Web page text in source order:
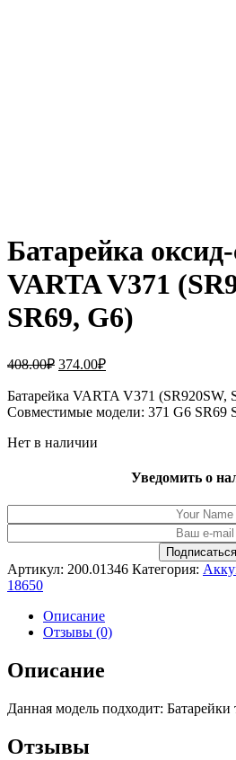
Батарейка
VARTA V371
SR69, G6)
408.00₽ Первоначальная
составляла
408.00₽.
374.00₽Текущая
374.00₽.
Батарейка VARTA V371 (SR920SW,
Совместимые модели: 371 G6 SR69
Нет в наличии
Уведомить о
Артикул: 200.01346 Категория:
18650
Описание
Отзывы (0)
Описание
Данная модель подходит:
Отзывы